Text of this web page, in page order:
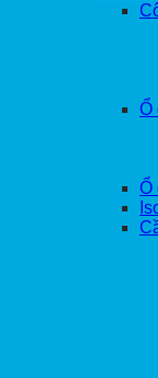
Ổ
Ổ